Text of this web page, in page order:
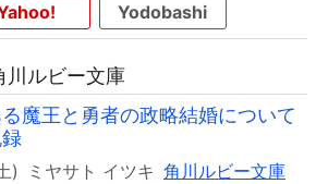
Yodobashi
川ルビー文庫
る魔王と勇者の政略結婚について
) ミヤサト イツキ 角川ルビー文庫